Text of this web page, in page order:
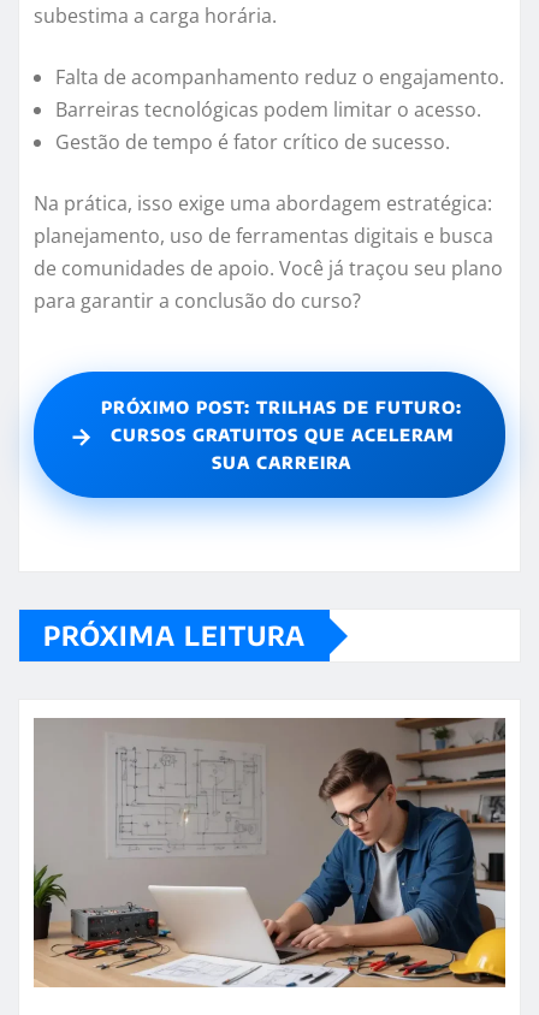
subestima a carga horária.
Falta de acompanhamento reduz o engajamento.
Barreiras tecnológicas podem limitar o acesso.
Gestão de tempo é fator crítico de sucesso.
Na prática, isso exige uma abordagem estratégica:
planejamento, uso de ferramentas digitais e busca
de comunidades de apoio. Você já traçou seu plano
para garantir a conclusão do curso?
→
PRÓXIMO POST: TRILHAS DE FUTURO:
CURSOS GRATUITOS QUE ACELERAM
SUA CARREIRA
PRÓXIMA LEITURA